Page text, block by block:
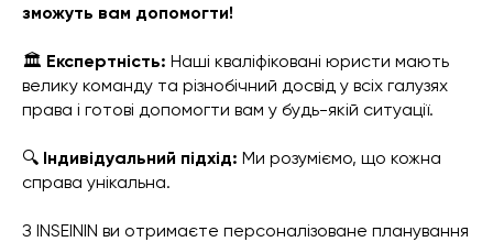
зможуть вам допомогти!
🏛️ Експертність: Наші кваліфіковані юристи мають
велику команду та різнобічний досвід у всіх галузях
права і готові допомогти вам у будь-якій ситуації.
🔍 Індивідуальний підхід: Ми розуміємо, що кожна
справа унікальна.
З INSEININ ви отримаєте персоналізоване планування